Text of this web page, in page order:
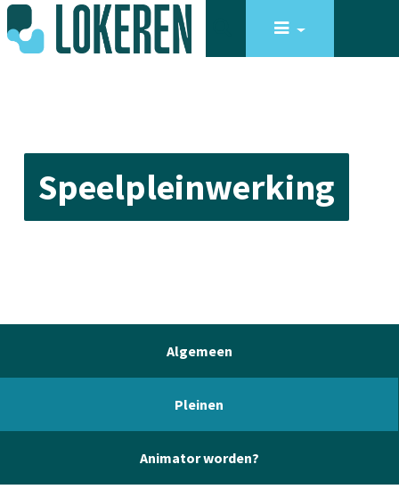
Speelpleinwerking
Algemeen
Pleinen
Animator worden?